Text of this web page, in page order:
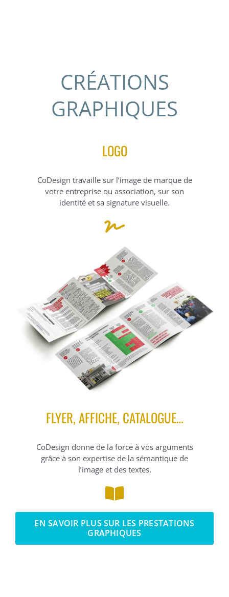
CRÉATIONS
GRAPHIQUES
LOGO
CoDesign travaille sur l’image de marque de
votre entreprise ou association, sur son
identité et sa signature visuelle.
FLYER, AFFICHE, CATALOGUE…
CoDesign donne de la force à vos arguments
grâce à son expertise de la sémantique de
l’image et des textes.
EN SAVOIR PLUS SUR LES PRESTATIONS
GRAPHIQUES